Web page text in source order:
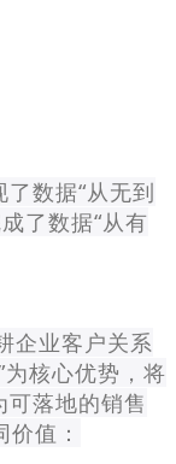
数据“从无到
了数据“从有
企业客户关系
核心优势，将
落地的销售
值：